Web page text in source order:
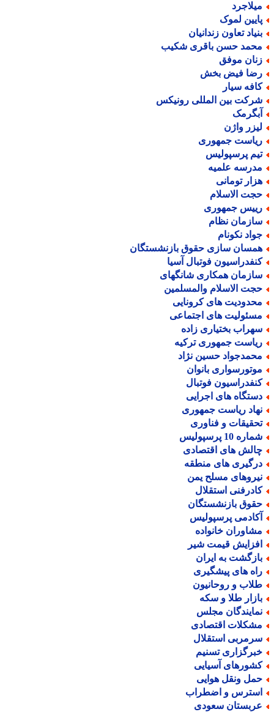
لموک
تعاون زندانیان
حسن باقری شکیب
موفق
فیض بخش
سیار
بین المللی رونیکس
واژن
جمهوری
پرسپولیس
علمیه
تومانی
الاسلام
جمهوری
نظام
نکونام
سازی حقوق بازنشستگان
فوتبال آسیا
همکاری شانگهای
الاسلام والمسلمین
های کرونایی
های اجتماعی
بختیاری زاده
جمهوری ترکیه
حسین نژاد
بانوان
فوتبال
های اجرایی
ریاست جمهوری
و فناوری
10 پرسپولیس
های اقتصادی
های منطقه
مسلح یمن
استقلال
بازنشستگان
پرسپولیس
خانواده
قیمت شیر
به ایران
های پیشگیری
و روحانیون
طلا و سکه
مجلس
اقتصادی
استقلال
تسنیم
آسیایی
ونقل هوایی
و اضطراب
سعودی